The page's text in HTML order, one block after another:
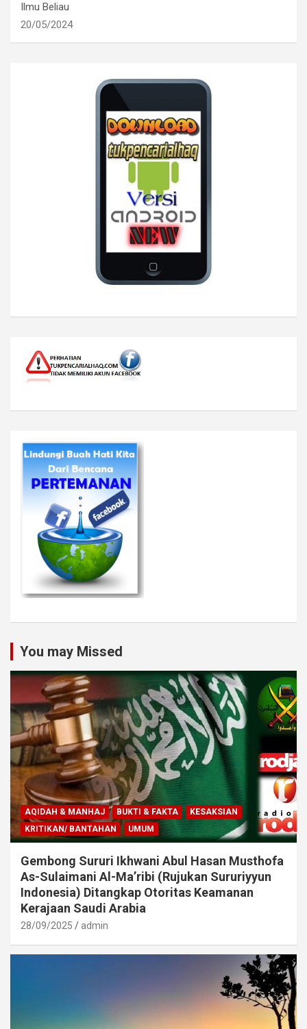
Ilmu Beliau
20/05/2024
You may Missed
AQIDAH & MANHAJ BUKTI & FAKTA
KESAKSIAN
KRITIKAN/ BANTAHAN
UMUM
Gembong Sururi Ikhwani Abul Hasan Musthofa
As-Sulaimani Al-Ma’ribi (Rujukan Sururiyyun
Indonesia) Ditangkap Otoritas Keamanan
Kerajaan Saudi Arabia
28/09/2025 admin